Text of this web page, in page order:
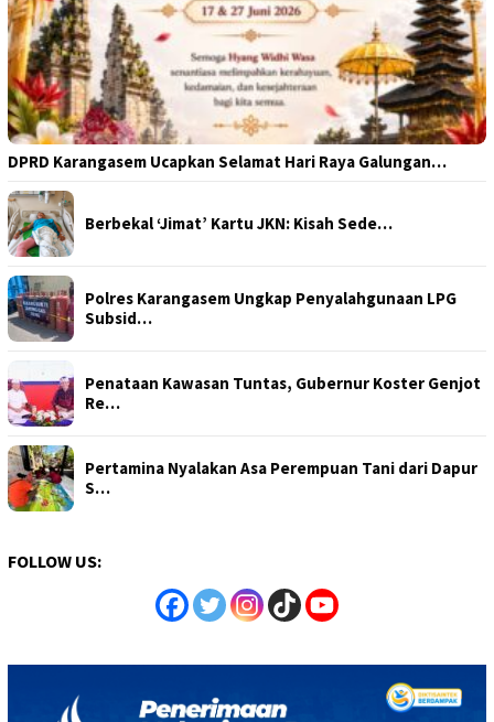
DPRD Karangasem Ucapkan Selamat Hari Raya Galungan…
Berbekal ‘Jimat’ Kartu JKN: Kisah Sede…
Polres Karangasem Ungkap Penyalahgunaan LPG
Subsid…
Penataan Kawasan Tuntas, Gubernur Koster Genjot
Re…
Pertamina Nyalakan Asa Perempuan Tani dari Dapur
S…
FOLLOW US: